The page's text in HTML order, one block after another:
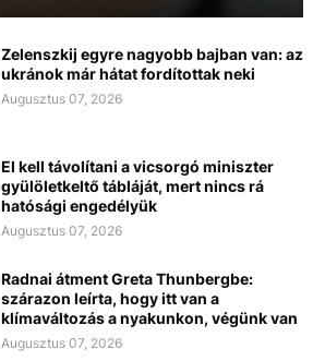
Zelenszkij egyre nagyobb bajban van: az
ukránok már hátat fordítottak neki
Augusztus 07, 2026
El kell távolítani a vicsorgó miniszter
gyülöletkeltő tábláját, mert nincs rá
hatósági engedélyük
Augusztus 07, 2026
Radnai átment Greta Thunbergbe:
szárazon leírta, hogy itt van a
klímaváltozás a nyakunkon, végünk van
Augusztus 07, 2026